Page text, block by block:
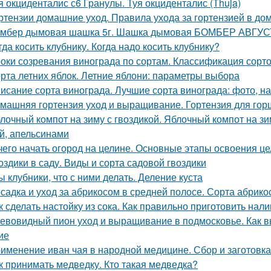
домашние уход. Правила ухода за гортензией в
дымовая шашка 5г. Шашка дымовая БОМБЕР
косить клубнику. Когда надо косить клубнику?
созревания винограда по сортам. Классификация
летних яблок. Летние яблони: параметры выбора
сорта винограда. Лучшие сорта винограда: фото,
гортензия уход и выращивание. Гортензия для
компот на зиму с гвоздикой. Яблочный компот на
апельсинами
начать огород на целине. Основные этапы освоения
в саду. Виды и сорта садовой гвоздики
клубники, что с ними делать. Деление куста
и уход за абрикосом в средней полосе. Сорта
сделать настойку из сока. Как правильно приготовить
пион уход и выращивание в подмосковье. Как
иван чая в народной медицине. Сбор и заготовка
принимать медведку. Кто такая медведка?